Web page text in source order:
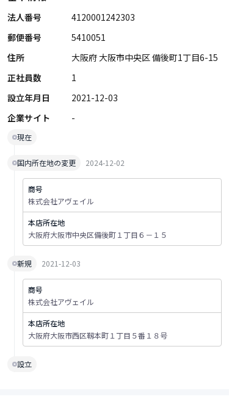
法人番号
4120001242303
郵便番号
5410051
住所
大阪府 大阪市中央区 備後町1丁目6-15
正社員数
1
設立年月日
2021-12-03
企業サイト
-
現在
国内所在地の変更 2024-12-02
商号
株式会社アヴェイル
本店所在地
大阪府大阪市中央区備後町１丁目６－１５
新規 2021-12-03
商号
株式会社アヴェイル
本店所在地
大阪府大阪市西区靱本町１丁目５番１８号
設立